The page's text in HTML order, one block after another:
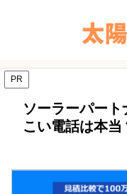
PR
ソーラーパー
こい電話は本当